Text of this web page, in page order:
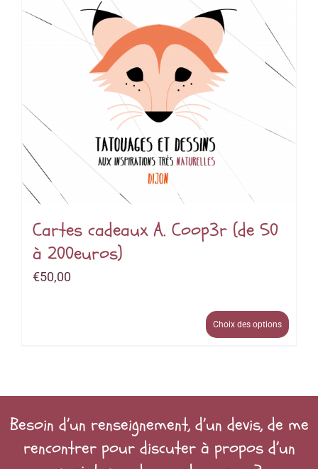
Cartes cadeaux A. Coop3r (de 50
à 200euros)
€50,00
Choix des options
Besoin d’un renseignement, d’un devis, de me
rencontrer pour discuter à propos d’un